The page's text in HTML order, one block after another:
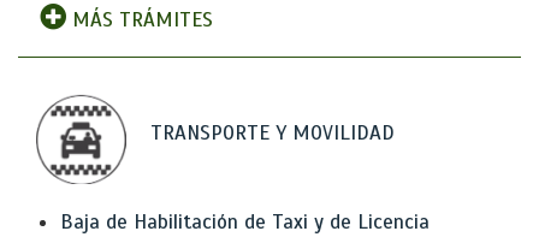
MÁS TRÁMITES
TRANSPORTE Y MOVILIDAD
Baja de Habilitación de Taxi y de Licencia